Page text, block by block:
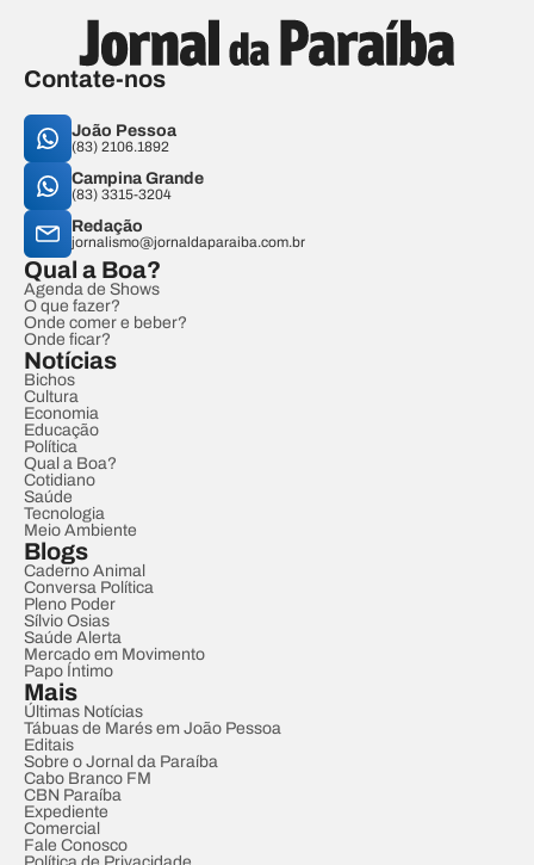
Contate-nos
João Pessoa
(83) 2106.1892
Campina Grande
(83) 3315-3204
Redação
jornalismo@jornaldaparaiba.com.br
Qual a Boa?
Agenda de Shows
O que fazer?
Onde comer e beber?
Onde ficar?
Notícias
Bichos
Cultura
Economia
Educação
Política
Qual a Boa?
Cotidiano
Saúde
Tecnologia
Meio Ambiente
Blogs
Caderno Animal
Conversa Política
Pleno Poder
Sílvio Osias
Saúde Alerta
Mercado em Movimento
Papo Íntimo
Mais
Últimas Notícias
Tábuas de Marés em João Pessoa
Editais
Sobre o Jornal da Paraíba
Cabo Branco FM
CBN Paraíba
Expediente
Comercial
Fale Conosco